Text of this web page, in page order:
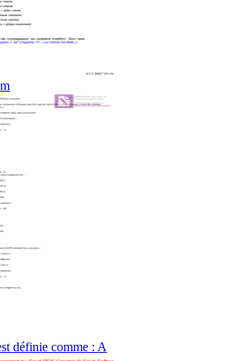
définie comme : A